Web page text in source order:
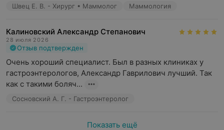
Швец Е. В. - Хирург • Маммолог Маммология
Калиновский Александр Степанович
28 июля 2026
Отзыв подтвержден
Очень хороший специалист. Был в разных клиниках у
гастроэнтерологов, Александр Гаврилович лучший. Так
как с такими боляч...
Сосновский А. Г. - Гастроэнтеролог
Показать ещё